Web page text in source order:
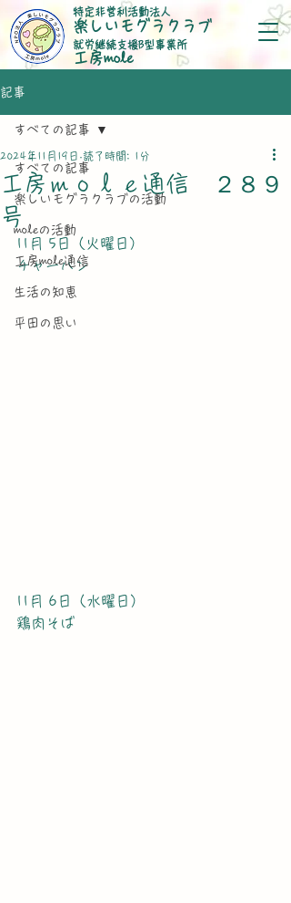
特定非営利活動法人
楽しいモグラクラブ
就労継続支援B型事業所
​工房mole
記事
すべての記事
楽しいモグラクラブの活動
moleの活動
工房mole通信
生活の知恵
平田の思い
すべての記事
工房ｍｏｌｅ通信 ２８９
号
2024年11月19日 読了時間: 1分
11月 5日（火曜日）
チャーハン
11月 6日（水曜日）
鶏肉そば